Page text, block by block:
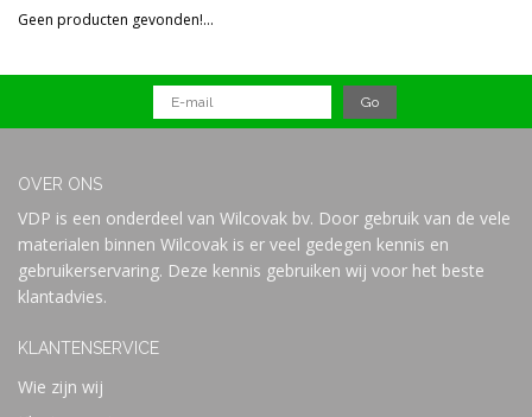
Prijs
Geen producten gevonden!...
OVER ONS
VDP is een onderdeel van Wilcovak bv. Door gebruik van de vele
materialen binnen Wilcovak is er veel gedegen kennis en
gebruikerservaring. Deze kennis gebruiken wij voor het beste
klantadvies.
KLANTENSERVICE
Wie zijn wij